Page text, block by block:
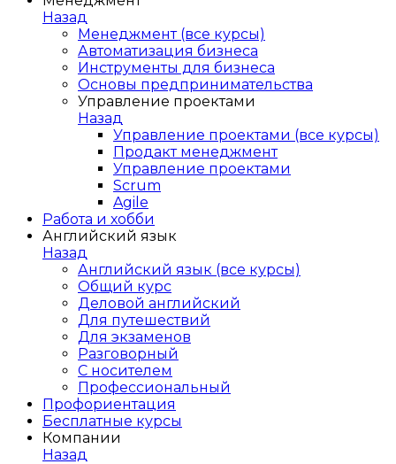
Назад
Менеджмент (все курсы)
Автоматизация бизнеса
Инструменты для бизнеса
Основы предпринимательства
Управление проектами
Назад
Управление проектами (все курсы)
Продакт менеджмент
Управление проектами
Scrum
Agile
Работа и хобби
Английский язык
Назад
Английский язык (все курсы)
Общий курс
Деловой английский
Для путешествий
Для экзаменов
Разговорный
С носителем
Профессиональный
Профориентация
Бесплатные курсы
Компании
Назад